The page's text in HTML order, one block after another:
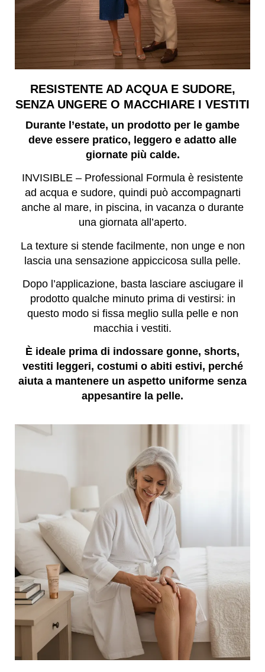
RESISTENTE AD ACQUA E SUDORE,
SENZA UNGERE O MACCHIARE I VESTITI
Durante l’estate, un prodotto per le gambe
deve essere pratico, leggero e adatto alle
giornate più calde.
INVISIBLE – Professional Formula è resistente
ad acqua e sudore, quindi può accompagnarti
anche al mare, in piscina, in vacanza o durante
una giornata all’aperto.
La texture si stende facilmente, non unge e non
lascia una sensazione appiccicosa sulla pelle.
Dopo l’applicazione, basta lasciare asciugare il
prodotto qualche minuto prima di vestirsi: in
questo modo si fissa meglio sulla pelle e non
macchia i vestiti.
È ideale prima di indossare gonne, shorts,
vestiti leggeri, costumi o abiti estivi, perché
aiuta a mantenere un aspetto uniforme senza
appesantire la pelle.